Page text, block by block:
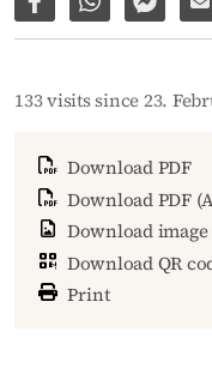
Share on Facebook
Share via
Share
133 visits since 23.
Download PDF
Download PDF
Download image
Download QR
Print